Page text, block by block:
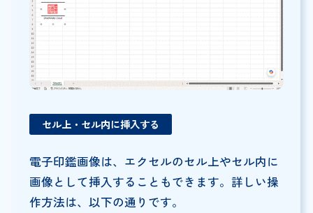
セル上・セル内に挿入する
電子印鑑画像は、エクセルのセル上やセル内に
画像として挿入することもできます。詳しい操
作方法は、以下の通りです。